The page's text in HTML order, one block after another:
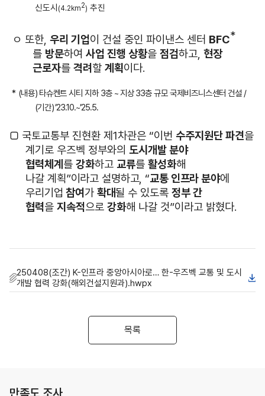
신도시 (4.2km2) 추진
ㅇ 또한, 우리 기업이 건설 중인 파이낸스 센터 BFC*
를 방문하여사업 진행 상황을점검하고,현장
근로자를격려 할계획이다.
* (내용) 타슈켄트 시티 지하 3층 ~ 지상 33층 규모 국제비즈니스센터 건설 /
(기간) ’23.10.~’25.5.
□ 국토교통부 진현환 제 1차관은 “이번 수주지원단 파견을
계기로 우즈벡 정부와의 도시개발 분야
협력체계 를 강화하고 교류를 활성화해
나갈 계획”이라고 설명하고, “교통 인프라 분야에
우리기업참여 가 확대될 수 있도록정부 간
협력을 지속적으로 강화해 나갈 것”이라고 밝혔다.
250408(조간) K-인프라 중앙아시아로… 한-우즈벡 교통 및 도시
개발 협력 강화(해외건설지원과).hwpx
목록
만족도 조사